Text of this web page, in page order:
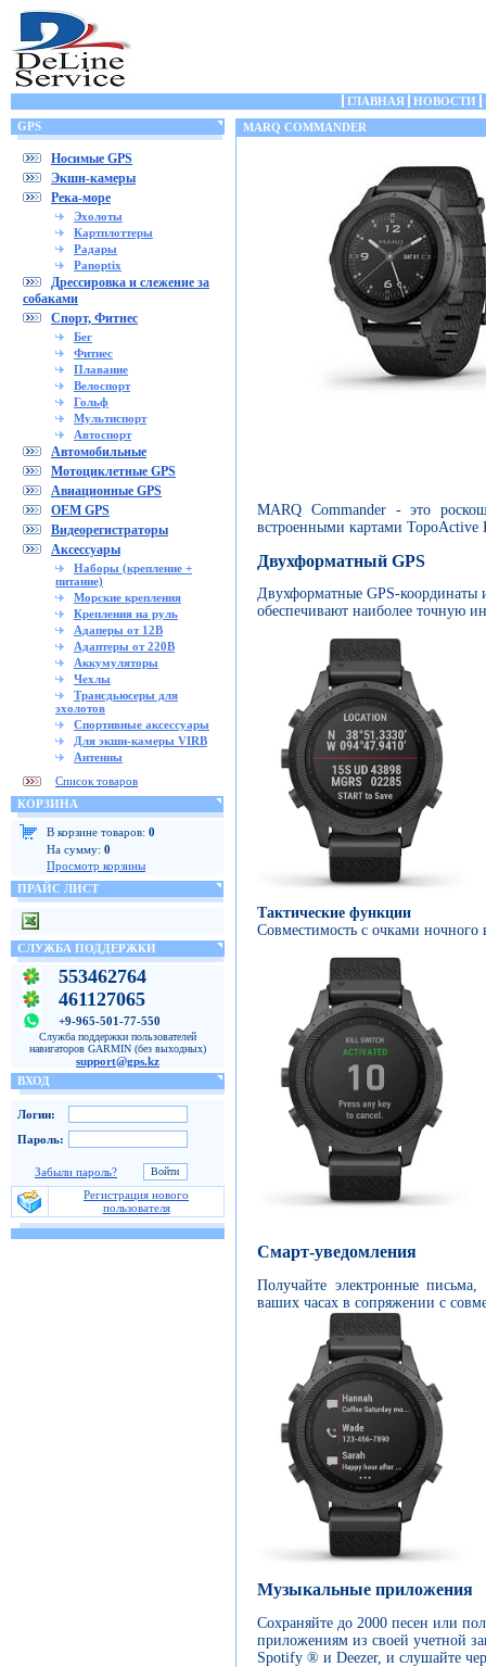
ГЛАВНАЯ НОВОСТИ
GPS
Носимые GPS
Экшн-камеры
Река-море
Эхолоты
Картплоттеры
Радары
Panoptix
Дрессировка и слежение за
собаками
Спорт, Фитнес
Бег
Фитнес
Плавание
Велоспорт
Гольф
Мультиспорт
Автоспорт
Автомобильные
Мотоциклетные GPS
Авиационные GPS
OEM GPS
Видеорегистраторы
Аксессуары
Наборы (крепление +
питание)
Морские крепления
Крепления на руль
Адаперы от 12В
Адаптеры от 220В
Аккумуляторы
Чехлы
Трансдьюсеры для
эхолотов
Спортивные аксессуары
Для экшн-камеры VIRB
Антенны
Список товаров
КОРЗИНА
В корзине товаров: 0
На сумму: 0
Просмотр корзины
ПРАЙС ЛИСТ
СЛУЖБА ПОДДЕРЖКИ
553462764
461127065
+9-965-501-77-550
Служба поддержки пользователей
навигаторов GARMIN (без выходных)
support@gps.kz
ВХОД
Логин:
Пароль:
Забыли пароль?
Регистрация нового
пользователя
MARQ COMMANDER
MARQ Commander - это
встроенными картами
Двухформатный GPS
Двухформатные GPS-координаты
обеспечивают наиболее точную
Тактические функции
Совместимость с очками
Смарт-уведомления
Получайте электронные
ваших часах в сопряжении с
Музыкальные приложения
Сохраняйте до 2000 песен или
приложениям из своей учетной
Spotify ® и Deezer, и слушайте